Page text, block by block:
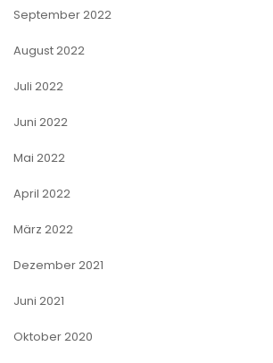
September 2022
August 2022
Juli 2022
Juni 2022
Mai 2022
April 2022
März 2022
Dezember 2021
Juni 2021
Oktober 2020